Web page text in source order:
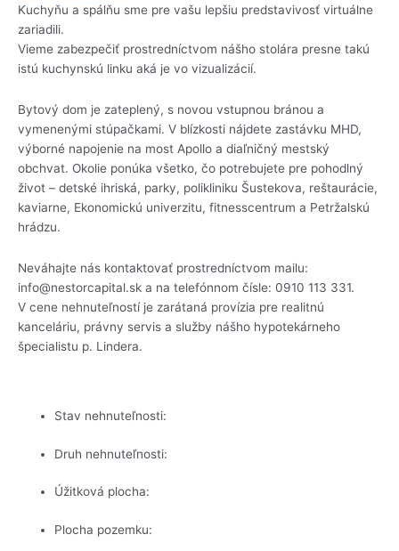
Kuchyňu a spálňu sme pre vašu lepšiu predstavivosť virtuálne
zariadili.
Vieme zabezpečiť prostredníctvom nášho stolára presne takú
istú kuchynskú linku aká je vo vizualizácií.
Bytový dom je zateplený, s novou vstupnou bránou a
vymenenými stúpačkami. V blízkosti nájdete zastávku MHD,
výborné napojenie na most Apollo a diaľničný mestský
obchvat. Okolie ponúka všetko, čo potrebujete pre pohodlný
život – detské ihriská, parky, polikliniku Šustekova, reštaurácie,
kaviarne, Ekonomickú univerzitu, fitnesscentrum a Petržalskú
hrádzu.
Neváhajte nás kontaktovať prostredníctvom mailu:
info@nestorcapital.sk a na telefónnom čísle: 0910 113 331.
V cene nehnuteľností je zarátaná provízia pre realitnú
kanceláriu, právny servis a služby nášho hypotekárneho
špecialistu p. Lindera.
Stav nehnuteľnosti:
Druh nehnuteľnosti:
Úžitková plocha:
Plocha pozemku: